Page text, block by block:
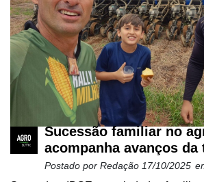
Agenda
Agricultura
de
Precisão
Automação
Conectividade
Sucessão familiar no
acompanha avanços da
Postado por Redação 17/10/2025